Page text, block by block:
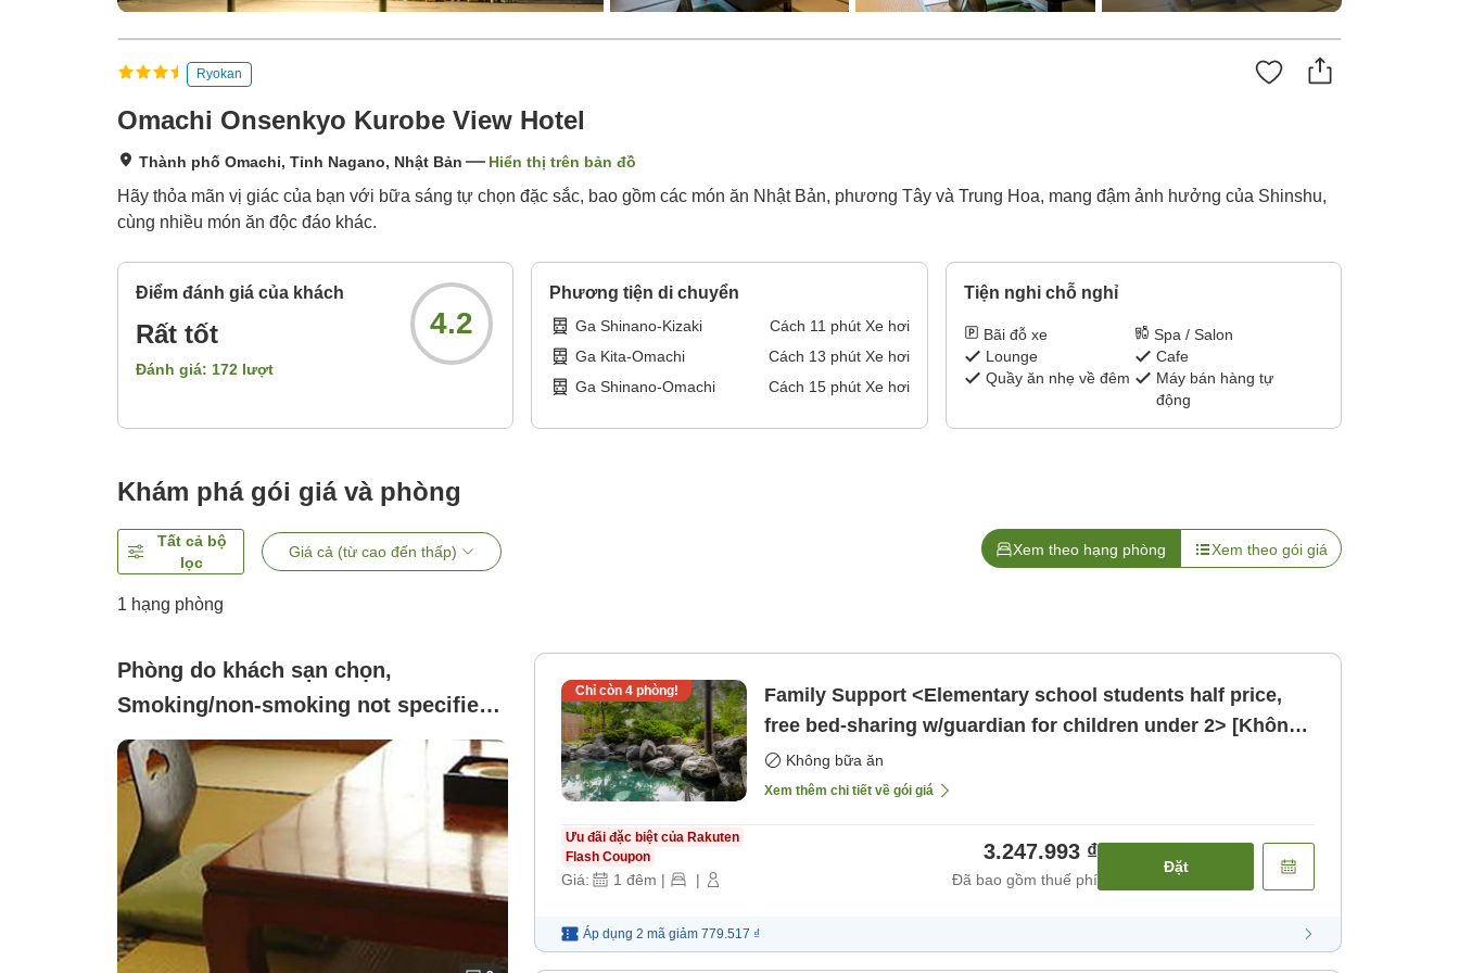
Ryokan
Omachi Onsenkyo Kurobe View Hotel
Thành phố Omachi, Tỉnh Nagano, Nhật Bản Hiển thị trên bản đồ
Hãy thỏa mãn vị giác của bạn với bữa sáng tự chọn đặc sắc, bao gồm các món ăn Nhật Bản, phương Tây và Trung Hoa, mang đậm ảnh hưởng của Shinshu,
cùng nhiều món ăn độc đáo khác.
Điểm đánh giá của khách
Rất tốt
Đánh giá: 172 lượt
4.2
Phương tiện di chuyển
Ga Shinano-Kizaki Cách 11 phút Xe hơi
Ga Kita-Omachi
Cách 13 phút Xe hơi
Ga Shinano-Omachi
Cách 15phút Xe hơi
Tiện nghi chỗ nghỉ
Bãi đỗ xe
Spa / Salon
Lounge
Cafe
Quầy ăn nhẹ về đêm
Máy bán hàng tự
động
Khám phá gói giá và phòng
Tất cả bộ
lọc
Giá cả (từ cao đến thấp) Xem theo hạng phòng Xem theo gói giá
1 hạng phòng
Phòng do khách sạn chọn,
Smoking/non-smoking not specified
([Phòng là nơi ở])
Chỉ còn 4phòng!
Family Support <Elementary school students half price,
free bed-sharing w/guardian for children under 2> [Không
bao gồm bữa ăn]
Không bữa ăn
Xem thêm chi tiết về gói giá
Ưu đãi đặc biệt của Rakuten
Flash Coupon
Giá: 1 đêm | |
3.247.993 ₫
Đã bao gồm thuế phí
Đặt
Áp dụng 2 mã giảm 779.517 ₫